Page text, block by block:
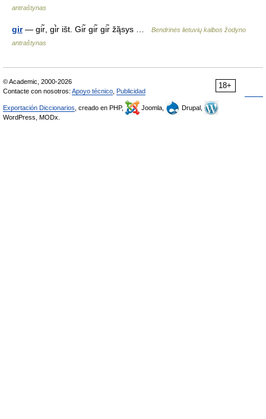
antraštynas
gir— gir̃, gi̇̀r išt. Gir̃ gir̃ gir̃ žą̃sys …
Bendrinės lietuvių kalbos žodyno
antraštynas
18+
© Academic, 2000-2026
Contacte con nosotros: Apoyo técnico Publicidad
Exportación Diccionarios , creado en PHP, Joomla,
Drupal,
WordPress, MODx.